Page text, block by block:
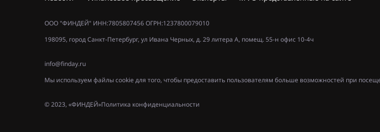
ООО "ФИНДЕЙ" ИНН:7805807456 ОГРН:1237800079010
198095, город Санкт-Петербург, ул Ивана Черных, д. 29 литера А, помещ. 55-н офис 10-4ч
info@finday.ru
Мы используем файлы cookie для того, чтобы предоставить пользователям больше возможностей при
Политика конфиденциальности
© 2023, «ФИНДЕЙ»